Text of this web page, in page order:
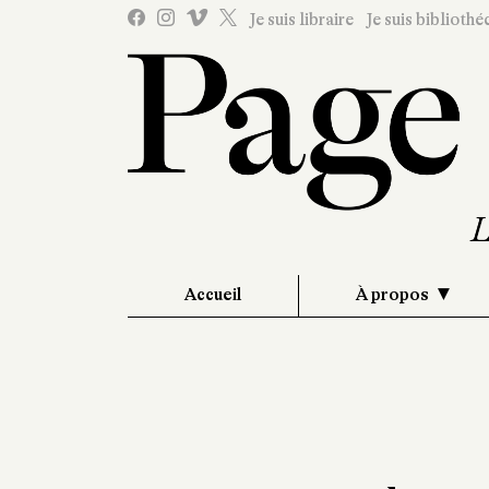
Je suis libraire Je suis
Accueil À propos